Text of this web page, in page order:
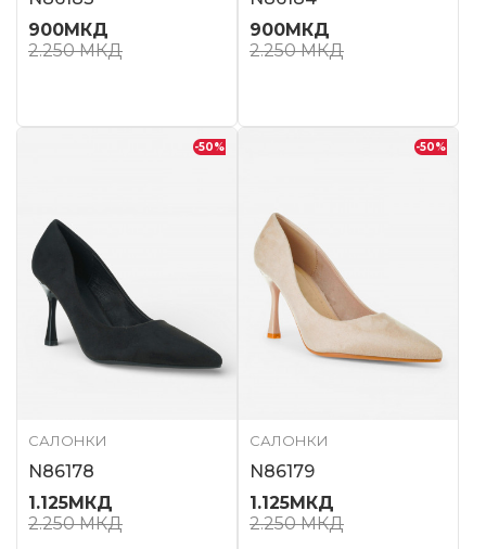
900МКД
2.250МКД
900МКД
2.250МКД
-50%
САЛОНКИ
N86178
1.125МКД
2.250МКД
-50%
САЛОНКИ
N86179
1.125МКД
2.250МКД